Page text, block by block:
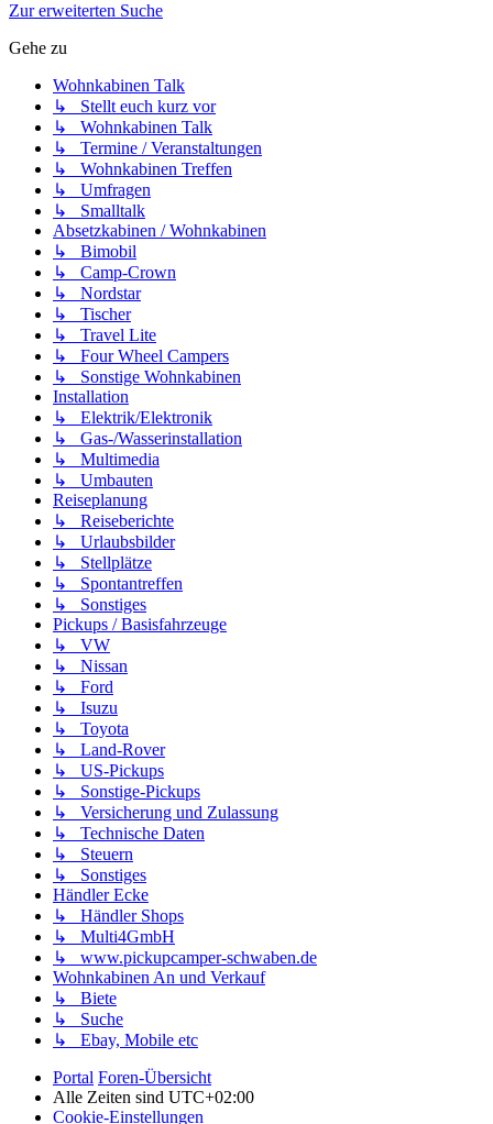
Zur erweiterten Suche
Gehe zu
Wohnkabinen Talk
↳ Stellt euch kurz vor
↳ Wohnkabinen Talk
↳ Termine / Veranstaltungen
↳ Wohnkabinen Treffen
↳ Umfragen
↳ Smalltalk
Absetzkabinen / Wohnkabinen
↳ Bimobil
↳ Camp-Crown
↳ Nordstar
↳ Tischer
↳ Travel Lite
↳ Four Wheel Campers
↳ Sonstige Wohnkabinen
Installation
↳ Elektrik/Elektronik
↳ Gas-/Wasserinstallation
↳ Multimedia
↳ Umbauten
Reiseplanung
↳ Reiseberichte
↳ Urlaubsbilder
↳ Stellplätze
↳ Spontantreffen
↳ Sonstiges
Pickups / Basisfahrzeuge
↳ VW
↳ Nissan
↳ Ford
↳ Isuzu
↳ Toyota
↳ Land-Rover
↳ US-Pickups
↳ Sonstige-Pickups
↳ Versicherung und Zulassung
↳ Technische Daten
↳ Steuern
↳ Sonstiges
Händler Ecke
↳ Händler Shops
↳ Multi4GmbH
↳ www.pickupcamper-schwaben.de
Wohnkabinen An und Verkauf
↳ Biete
↳ Suche
↳ Ebay, Mobile etc
Portal Foren-Übersicht
Alle Zeiten sind UTC+02:00
Cookie-Einstellungen